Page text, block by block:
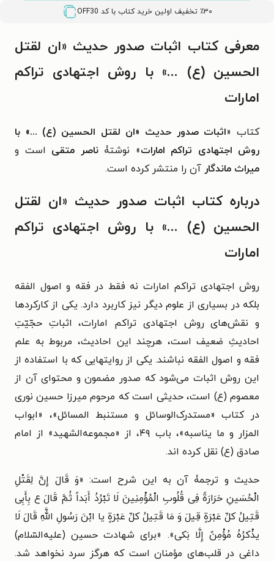
٪۳۰ تخفیف اولین خرید کتاب با کد OFF30
معرفی کتاب اثبات صدور حدیث «ان لقتل
الحسین (ع) ...» با روش اجتهادی تراکم
امارات
کتاب «اثبات صدور حدیث «ان لقتل الحسین (ع) ...» با
روش اجتهادی تراکم امارات» نوشتۀناصر متقی است و
میراث ماندگار آن را منتشر کرده است.
درباره کتاب اثبات صدور حدیث «ان لقتل
الحسین (ع) ...» با روش اجتهادی تراکم
امارات
روش اجتهادی تراکم امارات نه فقط در فقه و اصول الفقه
بلکه در بسیاری از علوم دیگر نیز کاربرد دارد. یکی از کارکردها
و نقش‌های روش اجتهادی تراکم امارات، اثباتِ حجّیّتِ
احادیثِ ضعیف است، هرچند این احادیث، مربوط به علم
فقه و اصول الفقه نباشند. یکی از روایتهایی که با استفاده از
این روش اثبات می‌شود که صدور مضمون و محتوای آن از
معصوم (ع) است، حدیثی است که مرحوم میرزا حسین نوری
در کتاب «مستدرک‌الوسائل و مستنبط المسائل»، «ابواب
المزار و ما یناسبه»، باب ۴۹، از «مجموعه‌الشهید» از امام
صادق (ع) نقل کرده اند.
حدیث و ترجمۀ آن به این شرح است: «وَ قَالَ إِنَّ لِقَتْلِ
الْحُسَینِ حَرَارَةً فِی قُلُوبِ الْمُؤْمِنِینَ لَا تَبْرُدُ أَبَداً ثُمَّ قَالَ ع بِأَبِی
قَتِیلُ کلِّ عَبْرَةٍ قِیلَ وَ مَا قَتِیلُ کلِّ عَبْرَةٍ یا ابْنَ رَسُولِ اللَّهِ قَالَ لَا
یذْکرُهُ مُؤْمِنٌ إِلَّا بَکی». «برای شهادت حسین (علیه‌السّلام)
داغی در قلب‌های مؤمنان است که هرگز سرد نخواهد ‌شد.